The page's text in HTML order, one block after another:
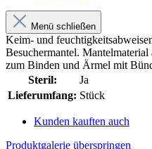
Menü schließen
Keim- und
Besuchermantel.
zum Binden und Ärmel mit
Steril:
Ja
Lieferumfang: Stück
Kunden kauften auch
Produktgalerie überspringen